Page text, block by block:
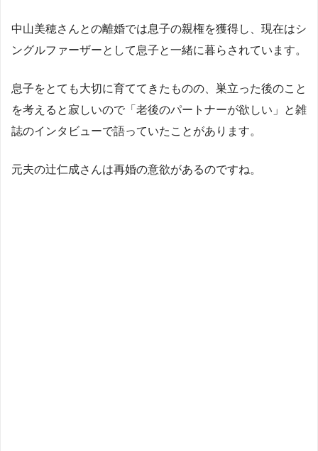
中山美穂さんとの離婚では息子の親権を獲得し、現在はシ
ングルファーザーとして息子と一緒に暮らされています。
息子をとても大切に育ててきたものの、巣立った後のこと
を考えると寂しいので「老後のパートナーが欲しい」と雑
誌のインタビューで語っていたことがあります。
元夫の辻仁成さんは再婚の意欲があるのですね。